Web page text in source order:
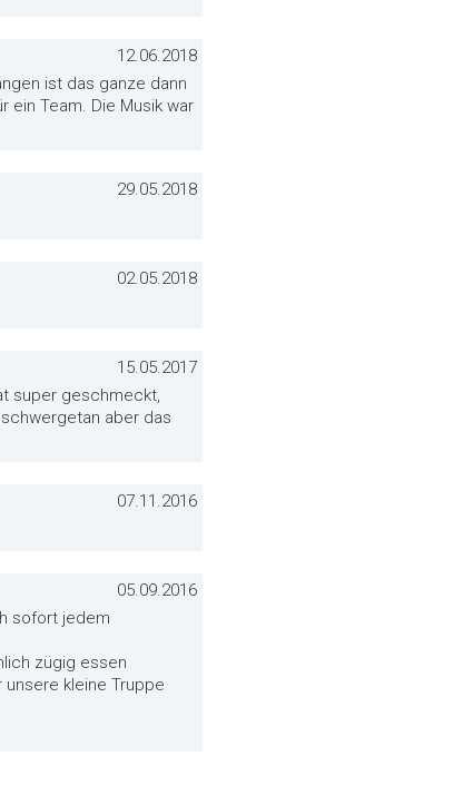
12.06.2018
ist das ganze dann
ein Team. Die Musik war
29.05.2018
02.05.2018
15.05.2017
super geschmeckt,
aber das
07.11.2016
05.09.2016
sofort jedem
zügig essen
kleine Truppe